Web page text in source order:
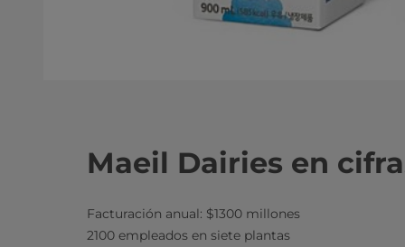
Maeil Dairies en
Facturación anual: $1300 millones
2100 empleados en siete plantas